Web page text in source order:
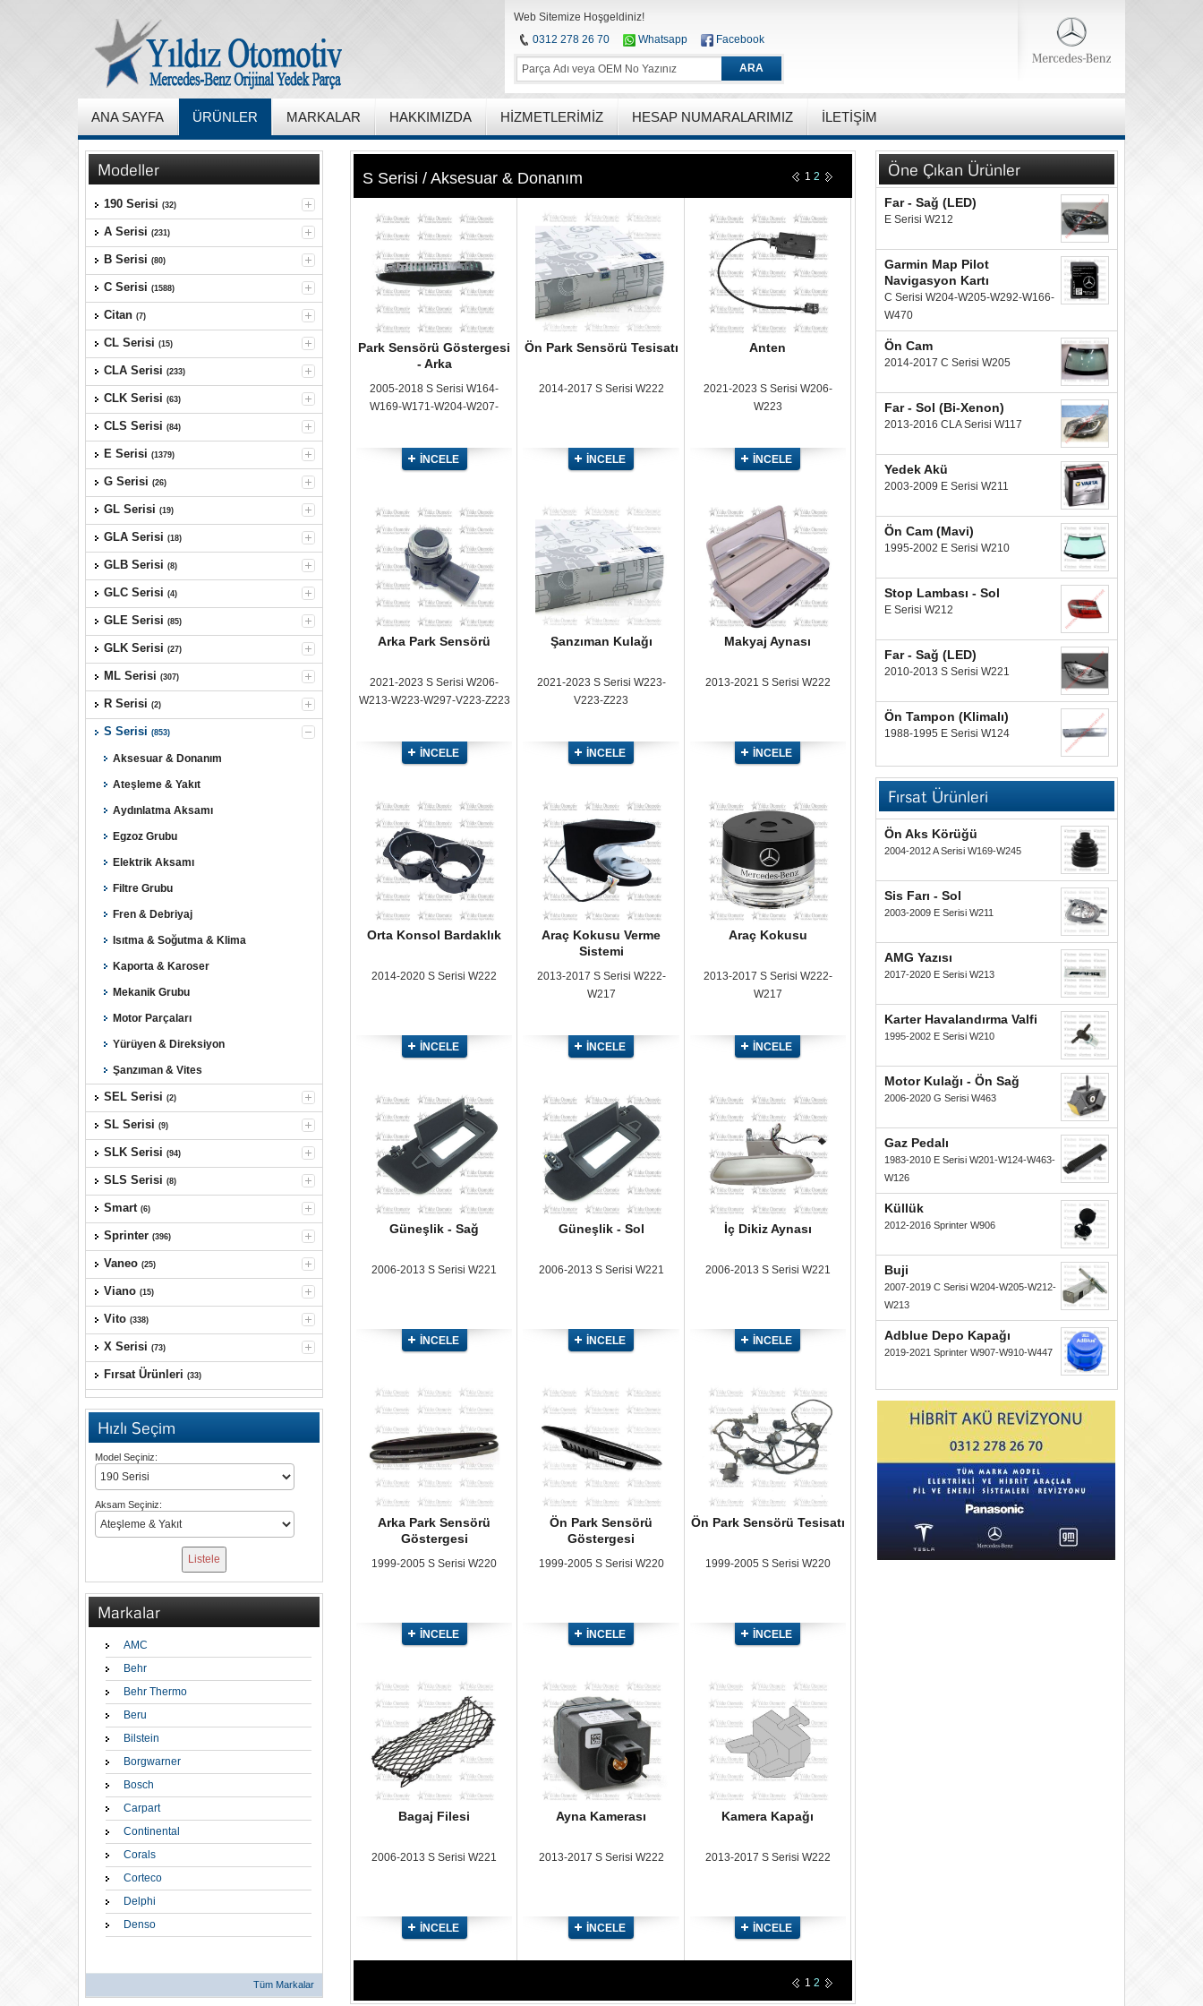
Web Sitemize Hoşgeldiniz!
0312 278 26 70
Whatsapp Facebook
ARA
ANA SAYFA ÜRÜNLER MARKALAR HAKKIMIZDA HIZMETLERIMIZ HESAP NUMARALARIMIZ İLETİŞİM
Modeller
190 Serisi (32)
A Serisi (231)
B Serisi (80)
C Serisi (1588)
Citan (7)
CL Serisi (15)
CLA Serisi (233)
CLK Serisi (63)
CLS Serisi (84)
E Serisi (1379)
G Serisi (26)
GL Serisi (19)
GLA Serisi (18)
GLB Serisi (8)
GLC Serisi (4)
GLE Serisi (85)
GLK Serisi (27)
ML Serisi (307)
R Serisi (2)
S Serisi (853)
Aksesuar & Donanım
Ateşleme & Yakıt
Aydınlatma Aksamı
Egzoz Grubu
Elektrik Aksamı
Filtre Grubu
Fren & Debriyaj
Isıtma & Soğutma & Klima
Kaporta & Karoser
Mekanik Grubu
Motor Parçaları
Yürüyen & Direksiyon
Şanzıman & Vites
SEL Serisi (2)
SL Serisi (9)
SLK Serisi (94)
SLS Serisi (8)
Smart (6)
Sprinter (396)
Vaneo (25)
Viano (15)
Vito (338)
X Serisi (73)
Fırsat Ürünleri (33)
Hızlı Seçim
Model Seçiniz:
Aksam Seçiniz:
Markalar
AMC
Behr
Behr Thermo
Beru
Bilstein
Borgwarner
Bosch
Carpart
Continental
Corals
Corteco
Delphi
Denso
Tüm Markalar
S Serisi / Aksesuar & Donanım 1 2
Park Sensörü Göstergesi
- Arka
2005-2018 S Serisi W164-
W169-W171-W204-W207-
İNCELE
Ön Park Sensörü Tesisatı
2014-2017 S Serisi W222
İNCELE
Anten
2021-2023 S Serisi W206-
W223
İNCELE
Arka Park Sensörü
2021-2023 S Serisi W206-
W213-W223-W297-V223-Z223
İNCELE
Şanzıman Kulağı
2021-2023 S Serisi W223-
V223-Z223
İNCELE
Makyaj Aynası
2013-2021 S Serisi W222
İNCELE
Orta Konsol Bardaklık
2014-2020 S Serisi W222
İNCELE
Araç Kokusu Verme
Sistemi
2013-2017 S Serisi W222-
W217
İNCELE
Araç Kokusu
2013-2017 S Serisi W222-
W217
İNCELE
Güneşlik - Sağ
2006-2013 S Serisi W221
İNCELE
Güneşlik - Sol
2006-2013 S Serisi W221
İNCELE
İç Dikiz Aynası
2006-2013 S Serisi W221
İNCELE
Arka Park Sensörü
Göstergesi
1999-2005 S Serisi W220
İNCELE
Ön Park Sensörü
Göstergesi
1999-2005 S Serisi W220
İNCELE
Ön Park Sensörü Tesisatı
1999-2005 S Serisi W220
İNCELE
Bagaj Filesi
2006-2013 S Serisi W221
İNCELE
Ayna Kamerası
2013-2017 S Serisi W222
İNCELE
Kamera Kapağı
2013-2017 S Serisi W222
İNCELE
1 2
Öne Çıkan Ürünler
Far - Sağ (LED)
E Serisi W212
Garmin Map Pilot
Navigasyon Kartı
C Serisi W204-W205-W292-W166-
W470
Ön Cam
2014-2017 C Serisi W205
Far - Sol (Bi-Xenon)
2013-2016 CLA Serisi W117
Yedek Akü
2003-2009 E Serisi W211
Ön Cam (Mavi)
1995-2002 E Serisi W210
Stop Lambası - Sol
E Serisi W212
Far - Sağ (LED)
2010-2013 S Serisi W221
Ön Tampon (Klimalı)
1988-1995 E Serisi W124
Fırsat Ürünleri
Ön Aks Körüğü
2004-2012 A Serisi W169-W245
Sis Farı - Sol
2003-2009 E Serisi W211
AMG Yazısı
2017-2020 E Serisi W213
Karter Havalandırma Valfi
1995-2002 E Serisi W210
Motor Kulağı - Ön Sağ
2006-2020 G Serisi W463
Gaz Pedalı
1983-2010 E Serisi W201-W124-W463-
W126
Küllük
2012-2016 Sprinter W906
Buji
2007-2019 C Serisi W204-W205-W212-
W213
Adblue Depo Kapağı
2019-2021 Sprinter W907-W910-W447